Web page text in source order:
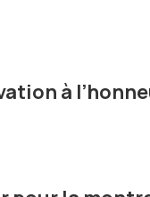
à